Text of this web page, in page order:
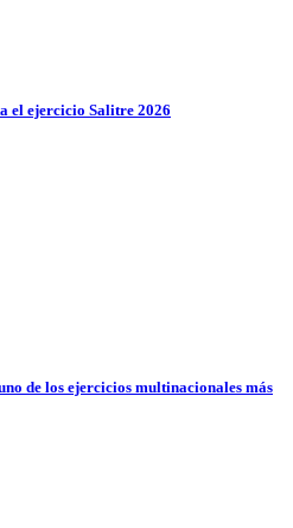
el ejercicio Salitre 2026
de los ejercicios multinacionales más